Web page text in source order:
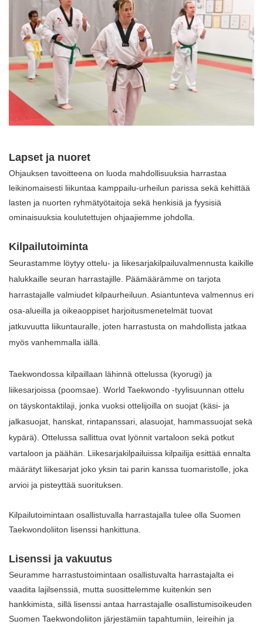
Lapset ja nuoret
Ohjauksen tavoitteena on luoda mahdollisuuksia harrastaa
leikinomaisesti liikuntaa kamppailu-urheilun parissa sekä kehittää
lasten ja nuorten ryhmätyötaitoja sekä henkisiä ja fyysisiä
ominaisuuksia koulutettujen ohjaajiemme johdolla.
Kilpailutoiminta
Seurastamme löytyy ottelu- ja liikesarjakilpailuvalmennusta kaikille
halukkaille seuran harrastajille. Päämäärämme on tarjota
harrastajalle valmiudet kilpaurheiluun. Asiantunteva valmennus eri
osa-alueilla ja oikeaoppiset harjoitusmenetelmät tuovat
jatkuvuutta liikuntauralle, joten harrastusta on mahdollista jatkaa
myös vanhemmalla iällä.
Taekwondossa kilpaillaan lähinnä ottelussa (kyorugi) ja
liikesarjoissa (poomsae). World Taekwondo -tyylisuunnan ottelu
on täyskontaktilaji, jonka vuoksi ottelijoilla on suojat (käsi- ja
jalkasuojat, hanskat, rintapanssari, alasuojat, hammassuojat sekä
kypärä). Ottelussa sallittua ovat lyönnit vartaloon sekä potkut
vartaloon ja päähän. Liikesarjakilpailuissa kilpailija esittää ennalta
määrätyt liikesarjat joko yksin tai parin kanssa tuomaristolle, joka
arvioi ja pisteyttää suorituksen.
Kilpailutoimintaan osallistuvalla harrastajalla tulee olla Suomen
Taekwondoliiton lisenssi hankittuna.
Lisenssi ja vakuutus
Seuramme harrastustoimintaan osallistuvalta harrastajalta ei
vaadita lajilsenssiä, mutta suosittelemme kuitenkin sen
hankkimista, sillä lisenssi antaa harrastajalle osallistumisoikeuden
Suomen Taekwondoliiton järjestämiin tapahtumiin, leireihin ja